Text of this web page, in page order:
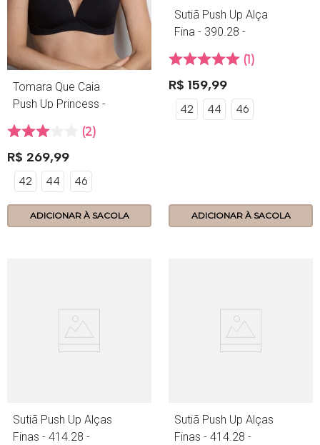
Tomara Que Caia
Push Up Princess -
390.81 - Tecno -
Preto
2
R$ 269,99
42 44 46
ADICIONAR À SACOLA
Sutiã Push Up Alça
Fina - 390.28 -
Tecno - Base
1
R$ 159,99
42 44 46
ADICIONAR À SACOLA
Sutiã Push Up Alças
Finas - 414.28 -
Sutiã Push Up Alças
Finas - 414.28 -